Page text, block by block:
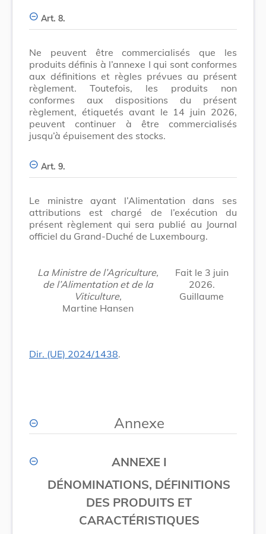
Art. 8.
Ne peuvent être commercialisés que les
produits définis à l’annexe I qui sont conformes
aux définitions et règles prévues au présent
règlement. Toutefois, les produits non
conformes aux dispositions du présent
règlement, étiquetés avant le 14 juin 2026,
peuvent continuer à être commercialisés
jusqu’à épuisement des stocks.
Art. 9.
Le ministre ayant l’Alimentation dans ses
attributions est chargé de l’exécution du
présent règlement qui sera publié au Journal
officiel du Grand-Duché de Luxembourg.
La Ministre de l’Agriculture,
de l’Alimentation et de la
Viticulture,
Martine Hansen
Fait le 3 juin
2026.
Guillaume
Dir. (UE) 2024/1438.
Annexe
ANNEXE I
DÉNOMINATIONS, DÉFINITIONS
DES PRODUITS ET
CARACTÉRISTIQUES